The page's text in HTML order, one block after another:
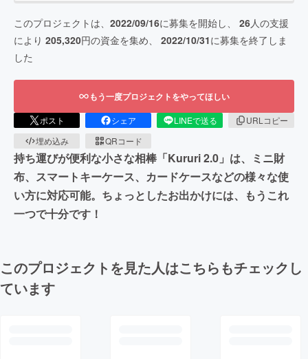
このプロジェクトは、 2022/09/16に募集を開始し、 26人の支援
により 205,320円の資金を集め、 2022/10/31に募集を終了しま
した
もう一度プロジェクトをやってほしい
ポスト シェア LINEで送る
URLコピー
埋め込み
QRコード
持ち運びが便利な小さな相棒「Kururi 2.0」は、ミニ財
布、スマートキーケース、カードケースなどの様々な使
い方に対応可能。ちょっとしたお出かけには、もうこれ
一つで十分です！
このプロジェクトを見た人はこちらもチェックし
ています